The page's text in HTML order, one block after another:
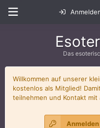
Das
Willkommen auf unserer
kostenlos als Mitglied!
teilnehmen und Kontakt
Anmelden